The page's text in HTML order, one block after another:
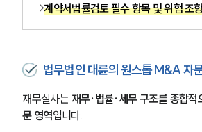
계약서법률검토 필수 항목 및 위험 조
법무법인 대륜의 원스톱 M&A 자
재무실사는 재무·법률·세무 구조를 종합
문 영역입니다.